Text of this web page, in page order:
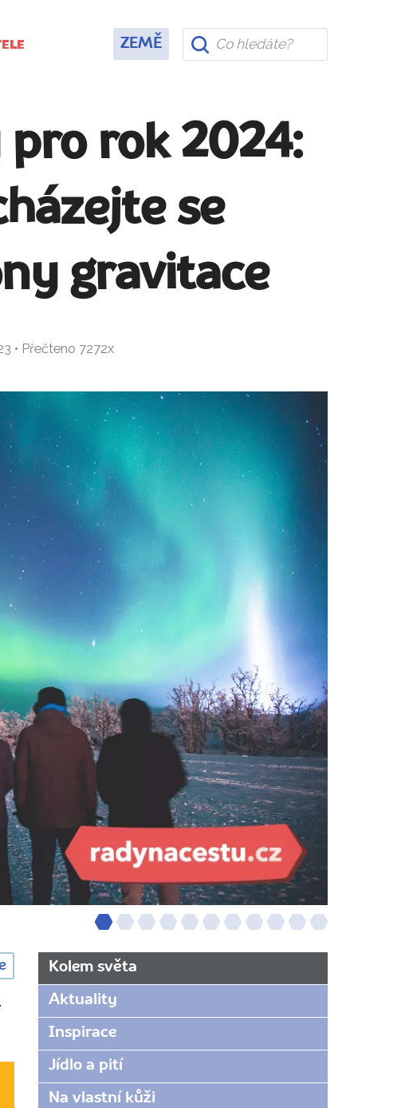
ZEMĚ
pro rok 2024:
se
gravitace
• Přečteno 7272x
Kolem světa
Aktuality
Inspirace
Jídlo a pití
Na vlastní kůži